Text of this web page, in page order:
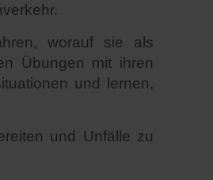
worauf sie als
Übungen mit ihren
und lernen,
und Unfälle zu